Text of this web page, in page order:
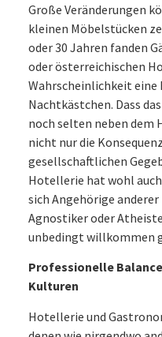
Große Veränderungen
kleinen Möbelstücken
oder 30 Jahren fanden
oder österreichischen
Wahrscheinlichkeit eine
Nachtkästchen. Dass
noch selten neben
nicht nur die
gesellschaftlichen
Hotellerie hat wohl
sich Angehörige
Agnostiker oder
unbedingt willkommen
Professionelle
Kulturen
Hotellerie und